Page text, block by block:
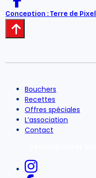
Conception : Terre de
Bouchers
Recettes
Offres spéciales
L’association
Contact